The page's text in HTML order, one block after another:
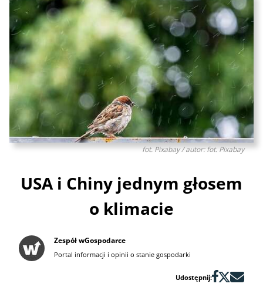
fot. Pixabay / autor: fot. Pixabay
USA i Chiny jednym głosem
o klimacie
Zespół wGospodarce
Portal informacji i opinii o stanie gospodarki
Udostępnij: